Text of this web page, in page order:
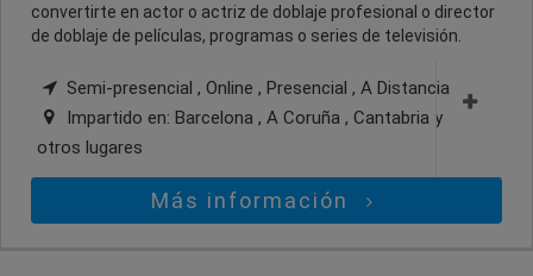
convertirte en actor o actriz de doblaje profesional o director
de doblaje de películas, programas o series de televisión.
Semi-presencial , Online , Presencial , A Distancia
Impartido en: Barcelona , A Coruña , Cantabria y
otros lugares
Más información